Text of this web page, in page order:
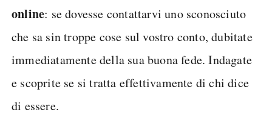
online: se dovesse contattarvi uno sconosciuto
che sa sin troppe cose sul vostro conto, dubitate
immediatamente della sua buona fede. Indagate
e scoprite se si tratta effettivamente di chi dice
di essere.